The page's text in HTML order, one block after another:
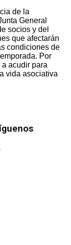
de la
General
socios y del
que afectarán
condiciones de
Por
acudir para
vida asociativa